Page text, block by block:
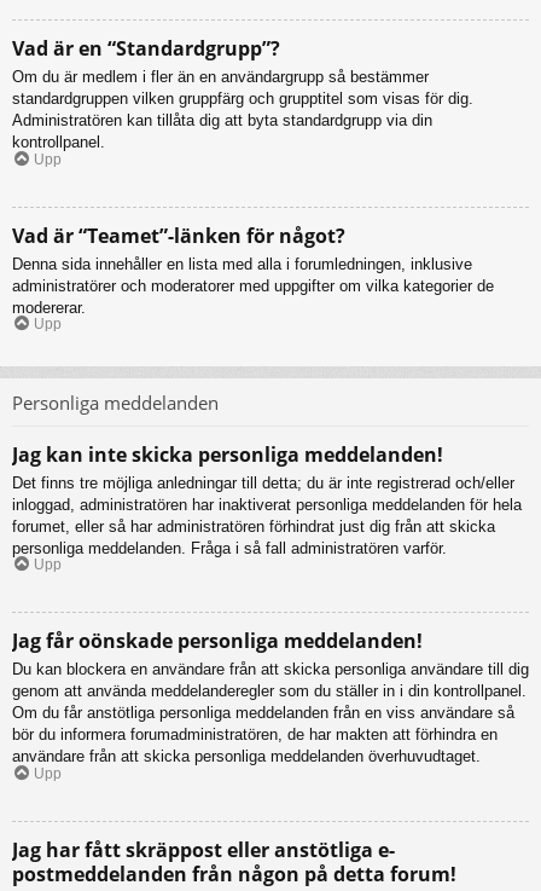
Vad är en “Standardgrupp”?
Om du är medlem i fler än en användargrupp så bestämmer
standardgruppen vilken gruppfärg och grupptitel som visas för dig.
Administratören kan tillåta dig att byta standardgrupp via din
kontrollpanel.
Upp
Vad är “Teamet”-länken för något?
Denna sida innehåller en lista med alla i forumledningen, inklusive
administratörer och moderatorer med uppgifter om vilka kategorier de
modererar.
Upp
Personliga meddelanden
Jag kan inte skicka personliga meddelanden!
Det finns tre möjliga anledningar till detta; du är inte registrerad och/eller
inloggad, administratören har inaktiverat personliga meddelanden för hela
forumet, eller så har administratören förhindrat just dig från att skicka
personliga meddelanden. Fråga i så fall administratören varför.
Upp
Jag får oönskade personliga meddelanden!
Du kan blockera en användare från att skicka personliga användare till dig
genom att använda meddelanderegler som du ställer in i din kontrollpanel.
Om du får anstötliga personliga meddelanden från en viss användare så
bör du informera forumadministratören, de har makten att förhindra en
användare från att skicka personliga meddelanden överhuvudtaget.
Upp
Jag har fått skräppost eller anstötliga e-
postmeddelanden från någon på detta forum!